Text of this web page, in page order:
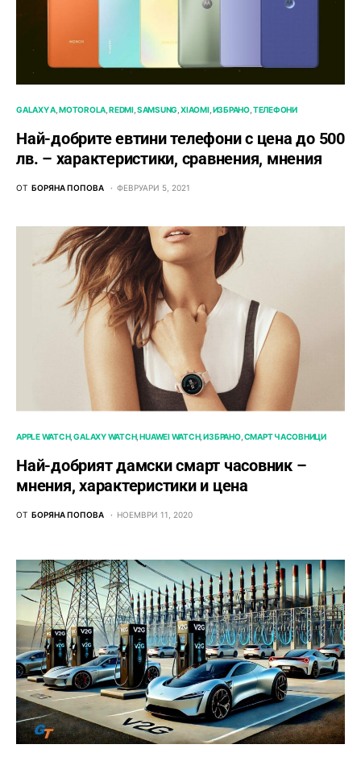
GALAXY A MOTOROLA REDMI SAMSUNG XIAOMI ИЗБРАНО ТЕЛЕФОНИ
Най-добрите евтини телефони с ценa до 500
лв. – характeристики, сравнения, мнения
ОТ БОРЯНА ПОПОВА ФЕВРУАРИ 5, 2021
APPLE WATCH GALAXY WATCH HUAWEI WATCH ИЗБРАНО СМАРТ ЧАСОВНИЦИ
Най-добрият дамски смарт часовник –
мнения, характеристики и цена
ОТ БОРЯНА ПОПОВА НОЕМВРИ 11, 2020